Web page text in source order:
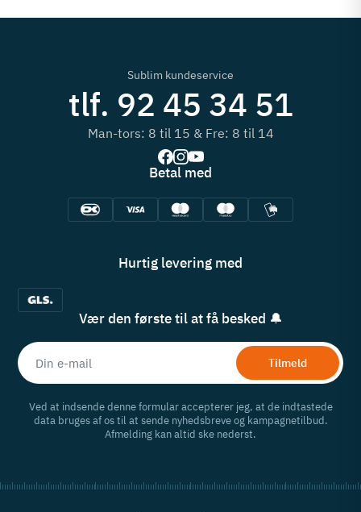
Sublim kundeservice
tlf. 92 45 34 51
Man-tors: 8 til 15 & Fre: 8 til 14
Betal med
Hurtig levering med
Vær den første til at få besked 🔔
Tilmeld
Ved at indsende denne formular accepterer jeg, at de indtastede
data bruges af os til at sende nyhedsbreve og kampagnetilbud.
Afmelding kan altid ske nederst.